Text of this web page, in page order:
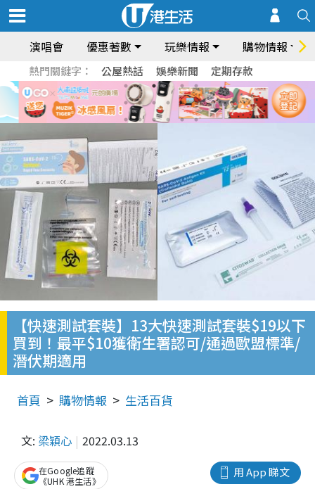
演唱會 優惠著數 玩樂情報 購物情報
熱門關鍵字： 公屋熱話 娛樂新聞 定期存款
【快速測試套裝】13大快速測試套裝$19以下
買到！最平$10獲衛生署認可/通過歐盟標準/
潛伏期適用
首頁 購物情報 生活百貨
文: 梁穎心 2022.03.13
用 App 睇文
在Google追蹤
《UHK 港生活》